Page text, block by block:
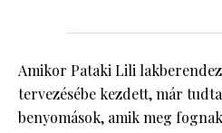
Amikor Pataki Lili
tervezésébe kezdett, már
benyomások, amik meg